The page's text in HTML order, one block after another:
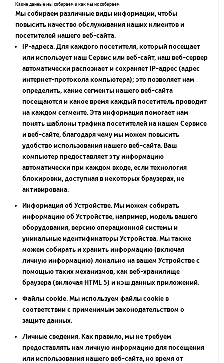
Какие данные мы собираем и как мы их собираем
Мы собираем различные виды информации, чтобы
повысить качество обслуживания наших клиентов и
посетителей нашего веб-сайта.
IP-адреса. Для каждого посетителя, который посещает
или использует наш Сервис или веб-сайт, наш веб-сервер
автоматически распознает и сохраняет IP-адрес (адрес
интернет-протокола компьютера); это позволяет нам
определить, какие сегменты нашего веб-сайта
посещаются и какое время каждый посетитель проводит
на каждом сегменте. Эта информация помогает нам
понять шаблоны трафика посетителей на нашем Сервисе
и веб-сайте, благодаря чему мы можем повысить
удобство использования нашего веб-сайта. Ваш
компьютер предоставляет эту информацию
автоматически при каждом входе, если технология
блокировки, доступная в некоторых браузерах, не
активирована.
Информация об Устройстве. Мы можем собирать
информацию об Устройстве, например, модель вашего
оборудования, версию операционной системы и
уникальные идентификаторы Устройства. Мы также
можем собирать и хранить информацию (включая
личную информацию) локально на вашем Устройстве с
помощью таких механизмов, как веб-хранилище
браузера (включая HTML 5) и кэш данных приложений.
Файлы cookie. Мы используем файлы cookie в
соответствии с применимым законодательством о
защите данных.
Личные сведения. Как правило, мы не требуем
предоставлять нам личную информацию для посещения
или использования нашего веб-сайта, но время от